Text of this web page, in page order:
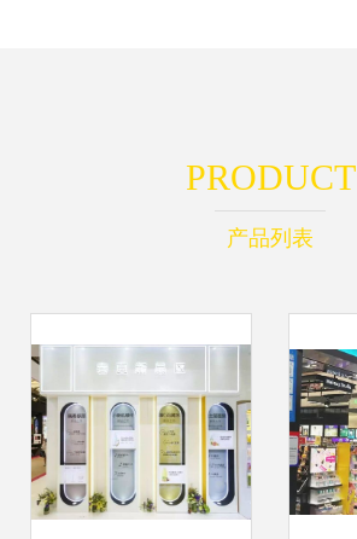
PRODUCT
产品列表